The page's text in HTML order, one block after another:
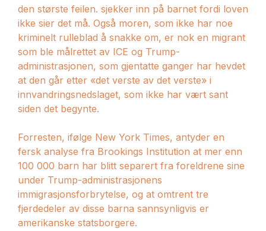
den største feilen. sjekker inn på barnet fordi loven
ikke sier det må. Også moren, som ikke har noe
kriminelt rulleblad å snakke om, er nok en migrant
som ble målrettet av ICE og Trump-
administrasjonen, som gjentatte ganger har hevdet
at den går etter «det verste av det verste» i
innvandringsnedslaget, som ikke har vært sant
siden det begynte.
Forresten, ifølge New York Times, antyder en
fersk analyse fra Brookings Institution at mer enn
100 000 barn har blitt separert fra foreldrene sine
under Trump-administrasjonens
immigrasjonsforbrytelse, og at omtrent tre
fjerdedeler av disse barna sannsynligvis er
amerikanske statsborgere.